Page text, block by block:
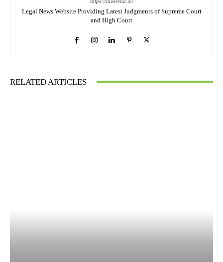
Legal News Website Providing Latest Judgments of Supreme Court
and High Court
RELATED ARTICLES